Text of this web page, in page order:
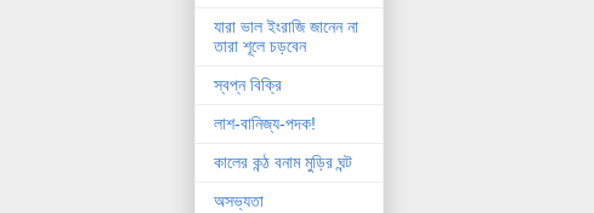
যারা ভাল ইংরাজি জানেন না
তারা শূলে চড়বেন
স্বপ্ন বিক্রি
লাশ-বানিজ্য-পদক!
কালের কন্ঠ বনাম মুড়ির ঘন্ট
অসভ্যতা